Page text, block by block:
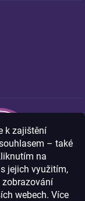
k zajištění
– také
na
jejich využitím,
zobrazování
webech. Více
a bez obav.
Vaše citlivá